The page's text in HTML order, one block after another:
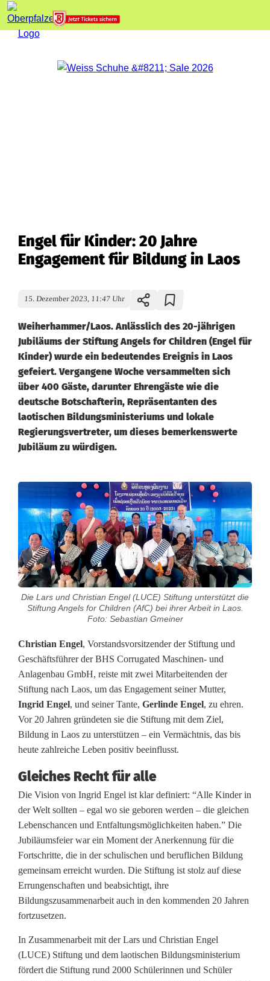
Engel für Kinder: 20 Jahre
Engagement für Bildung in Laos
15. Dezember 2023, 11:47 Uhr
Weiherhammer/Laos. Anlässlich des 20-jährigen
Jubiläums der Stiftung Angels for Children (Engel für
Kinder) wurde ein bedeutendes Ereignis in Laos
gefeiert. Vergangene Woche versammelten sich
über 400 Gäste, darunter Ehrengäste wie die
deutsche Botschafterin, Repräsentanten des
laotischen Bildungsministeriums und lokale
Regierungsvertreter, um dieses bemerkenswerte
Jubiläum zu würdigen.
E
n
g
e
l
r
K
i
n
d
e
r
:
2
0
J
a
r
e
Die Lars und Christian Engel (LUCE) Stiftung unterstützt die
Stiftung Angels for Children (AfC) bei ihrer Arbeit in Laos.
Foto: Sebastian Gmeiner
Christian Engel, Vorstandsvorsitzender der Stiftung und
Geschäftsführer der BHS Corrugated Maschinen- und
Anlagenbau GmbH, reiste mit zwei Mitarbeitenden der
Stiftung nach Laos, um das Engagement seiner Mutter,
Ingrid Engel, und seiner Tante, Gerlinde Engel, zu ehren.
Vor 20 Jahren gründeten sie die Stiftung mit dem Ziel,
Bildung in Laos zu unterstützen – ein Vermächtnis, das bis
heute zahlreiche Leben positiv beeinflusst.
Gleiches Recht für alle
Die Vision von Ingrid Engel ist klar definiert: “Alle Kinder in
der Welt sollten – egal wo sie geboren werden – die gleichen
Lebenschancen und Entfaltungsmöglichkeiten haben.” Die
Jubiläumsfeier war ein Moment der Anerkennung für die
Fortschritte, die in der schulischen und beruflichen Bildung
gemeinsam erreicht wurden. Die Stiftung ist stolz auf diese
Errungenschaften und beabsichtigt, ihre
Bildungszusammenarbeit auch in den kommenden 20 Jahren
fortzusetzen.
In Zusammenarbeit mit der Lars und Christian Engel
(LUCE) Stiftung und dem laotischen Bildungsministerium
fördert die Stiftung rund 2000 Schülerinnen und Schüler